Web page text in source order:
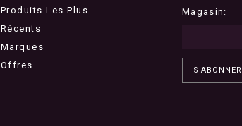
Produits Les Plus
Récents
Marques
Offres
Magasin:
S'ABONNER